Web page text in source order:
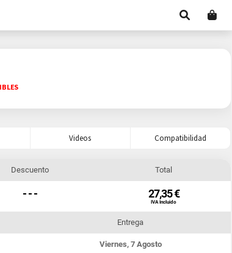
Videos Compatibilidad
Descuento
- - -
Total
27,35 €
IVA Incluido
Entrega
Viernes, 7 Agosto